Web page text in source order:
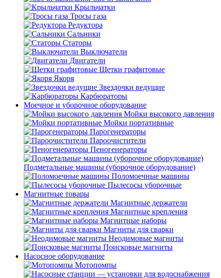
Крыльчатки
Тросы газа
Редуктора
Сальники
Статоры
Выключатели
Двигатели
Щетки графитовые
Якоря
Звездочки ведущие
Карбюраторы
Моечное и уборочное оборудование
Мойки высокого давления
Мойки портативные
Парогенераторы
Пароочистители
Пеногенераторы
Подметальные машины (уборочное оборудование)
Поломоечные машины
Пылесосы уборочные
Магнитные товары
Магнитные держатели
Магнитные крепления
Магнитные наборы
Магниты для сварки
Неодимовые магниты
Поисковые магниты
Насосное оборудование
Мотопомпы